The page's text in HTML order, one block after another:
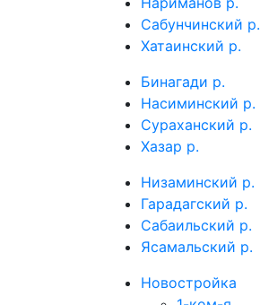
Сабунчинский р.
Хатаинский р.
Бинагади р.
Насиминский р.
Сураханский р.
Хазар р.
Низаминский р.
Гарадагский р.
Сабаильский р.
Ясамальский р.
Новостройка